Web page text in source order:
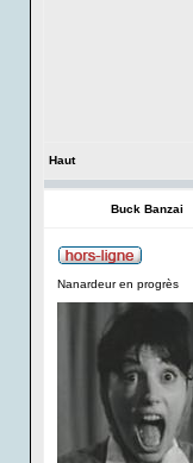
Haut
Buck Banzai
Nanardeur en progrès